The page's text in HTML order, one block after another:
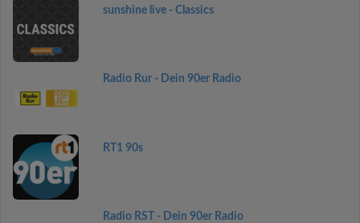
sunshine live - Classics
Radio Rur - Dein 90er Radio
RT1 90s
Radio RST - Dein 90er Radio